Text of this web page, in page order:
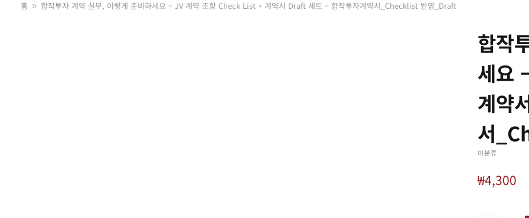
홈 » 합작투자 계약 실무, 이렇게 준비하세요 – JV 계약 조항 Check List + 계약서 Draft 세트 – 합작투자계약서_Checklist 반영_Draft
합작
세요
계약
서
미분류
₩4,300